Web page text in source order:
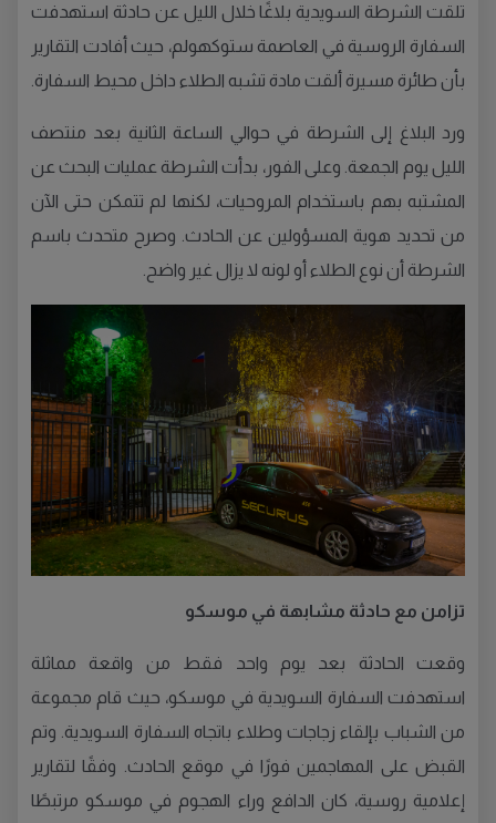
تلقت الشرطة السويدية بلاغًا خلال الليل عن حادثة استهدفت
السفارة الروسية في العاصمة ستوكهولم، حيث أفادت التقارير
بأن طائرة مسيرة ألقت مادة تشبه الطلاء داخل محيط السفارة.
ورد البلاغ إلى الشرطة في حوالي الساعة الثانية بعد منتصف
الليل يوم الجمعة. وعلى الفور، بدأت الشرطة عمليات البحث عن
المشتبه بهم باستخدام المروحيات، لكنها لم تتمكن حتى الآن
من تحديد هوية المسؤولين عن الحادث. وصرح متحدث باسم
الشرطة أن نوع الطلاء أو لونه لا يزال غير واضح.
تزامن مع حادثة مشابهة في موسكو
وقعت الحادثة بعد يوم واحد فقط من واقعة مماثلة
استهدفت السفارة السويدية في موسكو، حيث قام مجموعة
من الشباب بإلقاء زجاجات وطلاء باتجاه السفارة السويدية. وتم
القبض على المهاجمين فورًا في موقع الحادث. وفقًا لتقارير
إعلامية روسية، كان الدافع وراء الهجوم في موسكو مرتبطًا